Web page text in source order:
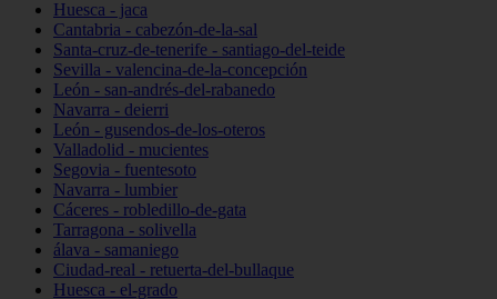
Huesca - jaca
Cantabria - cabezón-de-la-sal
Santa-cruz-de-tenerife - santiago-del-teide
Sevilla - valencina-de-la-concepción
León - san-andrés-del-rabanedo
Navarra - deierri
León - gusendos-de-los-oteros
Valladolid - mucientes
Segovia - fuentesoto
Navarra - lumbier
Cáceres - robledillo-de-gata
Tarragona - solivella
álava - samaniego
Ciudad-real - retuerta-del-bullaque
Huesca - el-grado